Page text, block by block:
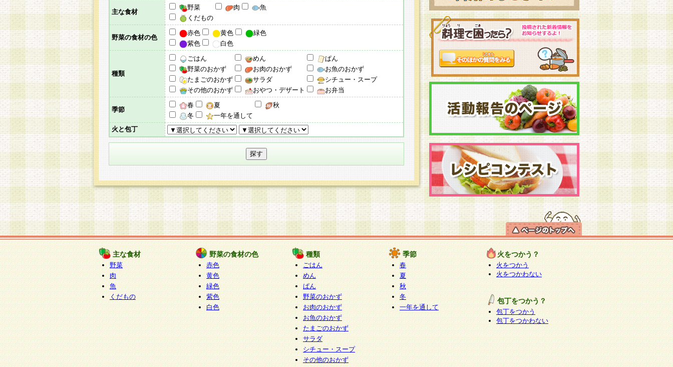
主な食材
野菜 肉
魚
くだもの
野菜の食材の色
赤色 黄色
緑色
紫色
白色
種類
ごはん めん
ぱん
野菜のおかず
お肉のおかず
お魚のおかず
たまごのおかず
サラダ
シチュー・スープ
その他のおかず
おやつ・デザート お弁当
季節
春 夏
秋
冬
一年を通して
火と包丁
主な食材
野菜
肉
魚
くだもの
野菜の食材の色
赤色
黄色
緑色
紫色
白色
種類
ごはん
めん
ぱん
野菜のおかず
お肉のおかず
お魚のおかず
たまごのおかず
サラダ
シチュー・スープ
その他のおかず
季節
春
夏
秋
冬
一年を通して
火をつかう？
火をつかう
火をつかわない
包丁をつかう？
包丁をつかう
包丁をつかわない